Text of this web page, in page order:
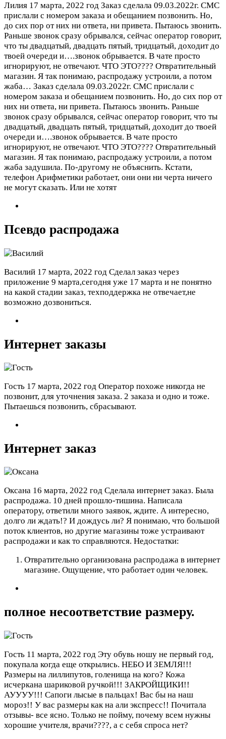
Лилия 17 марта, 2022 год Заказ сделала 09.03.2022г. СМС
прислали с номером заказа и обещанием позвонить. Но,
до сих пор от них ни ответа, ни привета. Пытаюсь звонить.
Раньше звонок сразу обрывался, сейчас оператор говорит,
что ты двадцатый, двадцать пятый, тридцатый, доходит до
твоей очереди и….звонок обрывается. В чате просто
игнорируют, не отвечают. ЧТО ЭТО???? Отвратительный
магазин. Я так понимаю, распродажу устроили, а потом
жаба… Заказ сделала 09.03.2022г. СМС прислали с
номером заказа и обещанием позвонить. Но, до сих пор от
них ни ответа, ни привета. Пытаюсь звонить. Раньше
звонок сразу обрывался, сейчас оператор говорит, что ты
двадцатый, двадцать пятый, тридцатый, доходит до твоей
очереди и….звонок обрывается. В чате просто
игнорируют, не отвечают. ЧТО ЭТО???? Отвратительный
магазин. Я так понимаю, распродажу устроили, а потом
жаба задушила. По-другому не объяснить. Кстати,
телефон Арифметики работает, они они ни черта ничего
не могут сказать. Или не хотят
Псевдо распродажа
Василий 17 марта, 2022 год Сделал заказ через
приложение 9 марта,сегодня уже 17 марта и не понятно
на какой стадии заказ, техподдержка не отвечает,не
возможно дозвониться.
Интернет заказы
Гость 17 марта, 2022 год Оператор похоже никогда не
позвонит, для уточнения заказа. 2 заказа и одно и тоже.
Пытаешься позвонить, сбрасывают.
Интернет заказ
Оксана 16 марта, 2022 год Сделала интернет заказ. Была
распродажа. 10 дней прошло-тишина. Написала
оператору, ответили много заявок, ждите. А интересно,
долго ли ждать!? И дождусь ли? Я понимаю, что большой
поток клиентов, но другие магазины тоже устраивают
распродажи и как то справляются. Недостатки:
Отвратительно организована распродажа в интернет
магазине. Ощущение, что работает один человек.
полное несоответствие размеру.
Гость 11 марта, 2022 год Эту обувь ношу не первый год,
покупала когда еще открылись. НЕБО И ЗЕМЛЯ!!!
Размеры на лиллипутов, голенища на когo? Кожа
исчеркана шариковой ручкой!!! ЗАКРОЙЩИКИ!!
АУУУУ!!! Сапоги лысые в пальцах! Вас бы на наш
мороз!! У вас размеры как на али экспресс!! Почитала
отзывы- все ясно. Только не пойму, почему всем нужны
хорошие учителя, врачи????, а с себя спроса нет?